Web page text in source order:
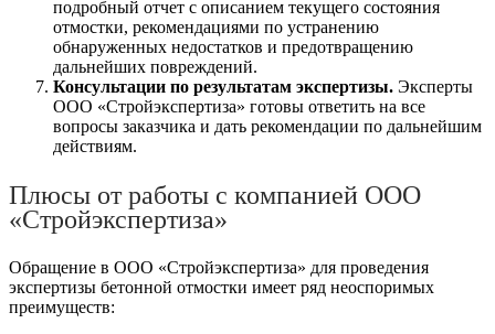
подробный отчет с описанием текущего состояния
отмостки, рекомендациями по устранению
обнаруженных недостатков и предотвращению
дальнейших повреждений.
Консультации по результатам экспертизы. Эксперты
ООО «Стройэкспертиза» готовы ответить на все
вопросы заказчика и дать рекомендации по дальнейшим
действиям.
Плюсы от работы с компанией ООО
«Стройэкспертиза»
Обращение в ООО «Стройэкспертиза» для проведения
экспертизы бетонной отмостки имеет ряд неоспоримых
преимуществ: